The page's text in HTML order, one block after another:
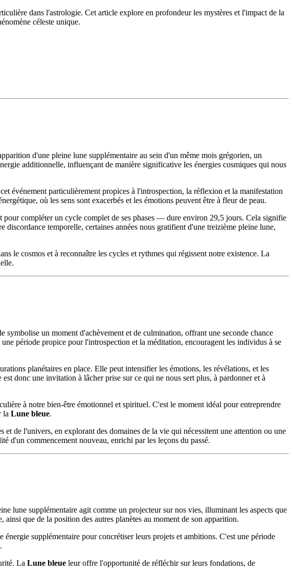
dans l'astrologie. Cet article explore en profondeur les mystères et l'impact de la
céleste unique.
d'une pleine lune supplémentaire au sein d'un même mois grégorien, un
additionnelle, influençant de manière significative les énergies cosmiques qui nous
événement particulièrement propices à l'introspection, la réflexion et la manifestation
où les sens sont exacerbés et les émotions peuvent être à fleur de peau.
compléter un cycle complet de ses phases — dure environ 29,5 jours. Cela signifie
discordance temporelle, certaines années nous gratifient d'une treizième pleine lune,
le cosmos et à reconnaître les cycles et rythmes qui régissent notre existence. La
symbolise un moment d'achèvement et de culmination, offrant une seconde chance
période propice pour l'introspection et la méditation, encouragent les individus à se
planétaires en place. Elle peut intensifier les émotions, les révélations, et les
donc une invitation à lâcher prise sur ce qui ne nous sert plus, à pardonner et à
à notre bien-être émotionnel et spirituel. C'est le moment idéal pour entreprendre
la Lune bleue.
de l'univers, en explorant des domaines de la vie qui nécessitent une attention ou une
d'un commencement nouveau, enrichi par les leçons du passé.
lune supplémentaire agit comme un projecteur sur nos vies, illuminant les aspects que
que de la position des autres planètes au moment de son apparition.
supplémentaire pour concrétiser leurs projets et ambitions. C'est une période
La Lune bleue leur offre l'opportunité de réfléchir sur leurs fondations, de